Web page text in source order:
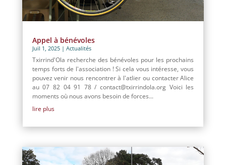
Appel à bénévoles
Juil 1, 2025| Actualités
Txirrind'Ola recherche des bénévoles pour les prochains
temps forts de l'association ! Si cela vous intéresse, vous
pouvez venir nous rencontrer à l'atlier ou contacter Alice
au 07 82 04 91 78 / contact@txirrindola.org Voici les
moments où nous avons besoin de forces...
lire plus